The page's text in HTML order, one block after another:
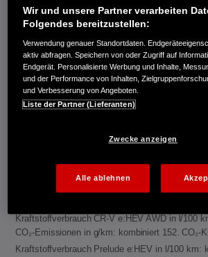
Kraftstoffverbrauch Civic e:HEV in l/100 km:
Emissionen in g/km: kombiniert 109−116. CO₂-
Kraftstoffverbrauch HR-V e:HEV in l/100 km:
Emissionen in g/km: kombiniert 122. CO₂-
Kraftstoffverbrauch ZR-V e:HEV in l/100 km:
Emissionen in g/km: kombiniert 132−133. CO₂-
Energieverbrauch CR-V e:PHEV:
CO₂-Klasse gewichtet, kombiniert: B.
Kraftstoffverbrauch CR-V e:HEV AWD in l/100
CO₂-Emissionen in g/km: kombiniert 152. CO₂-
Kraftstoffverbrauch Prelude e:HEV in l/100 km:
Wir und unsere Partner verarbeiten
Folgendes bereitzustellen:
Verwendung genauer Standortdaten.
aktiv abfragen. Speichern von oder Zugriff auf
Endgerät. Personalisierte Werbung und Inhalte,
und der Performance von Inhalten,
und Verbesserung von Angeboten.
Liste der Partner (Lieferanten)
Zwecke anzeigen
Alle ablehnen